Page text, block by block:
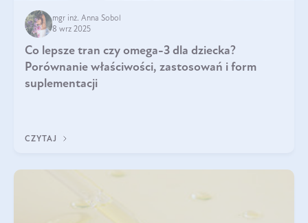
mgr inż. Anna Sobol
8 wrz 2025
Co lepsze tran czy omega-3 dla dziecka?
Porównanie właściwości, zastosowań i form
suplementacji
CZYTAJ